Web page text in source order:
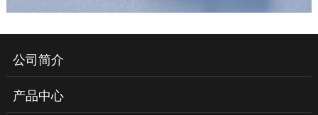
公司简介
产品中心